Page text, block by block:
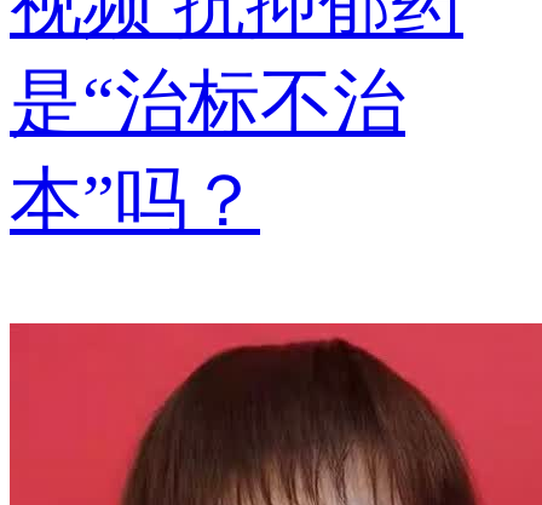
是“治标不治
本”吗？